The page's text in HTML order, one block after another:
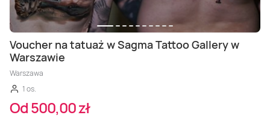
Voucher na tatuaż w Sagma Tattoo Gallery w
Warszawie
Warszawa
1 os.
Od 500,00 zł